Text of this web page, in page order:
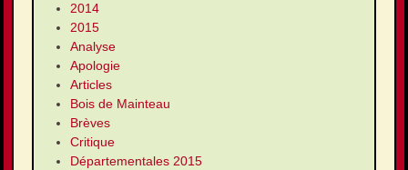
2014
2015
Analyse
Apologie
Articles
Bois de Mainteau
Brèves
Critique
Départementales 2015